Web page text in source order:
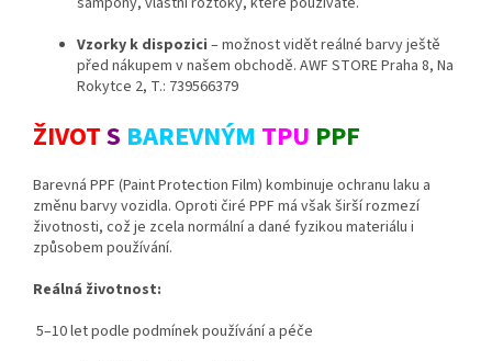
Vzorky k dispozici – možnost vidět reálné barvy ještě
před nákupem v našem obchodě. AWF STORE Praha 8, Na
Rokytce 2, T.: 739566379
ŽIVOTS BAREVNÝM TPU PPF
Barevná PPF (Paint Protection Film) kombinuje ochranu laku a
změnu barvy vozidla. Oproti čiré PPF má však širší rozmezí
životnosti, což je zcela normální a dané fyzikou materiálu i
způsobem používání.
Reálná životnost:
5–10 let podle podmínek používání a péče